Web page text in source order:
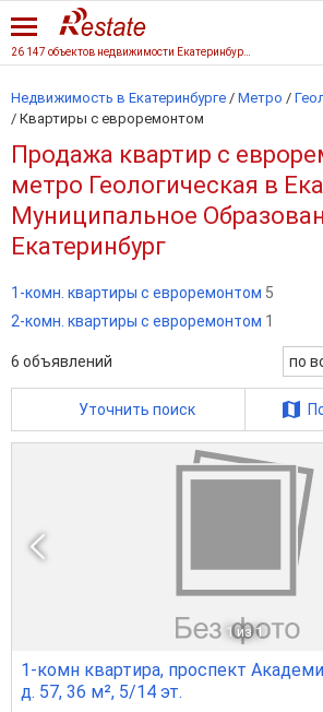
Недвижимость в Екатеринбурге / Метро /
/ Квартиры с евроремонтом
Продажа квартир с
метро Геологическая в
Муниципальное
Екатеринбург
1-комн. квартиры с евроремонтом 5
2-комн. квартиры с евроремонтом 1
6 объявлений по
Уточнить поиск
1 из 1
1-комн квартира, проспект
д. 57, 36 м², 5/14 эт.